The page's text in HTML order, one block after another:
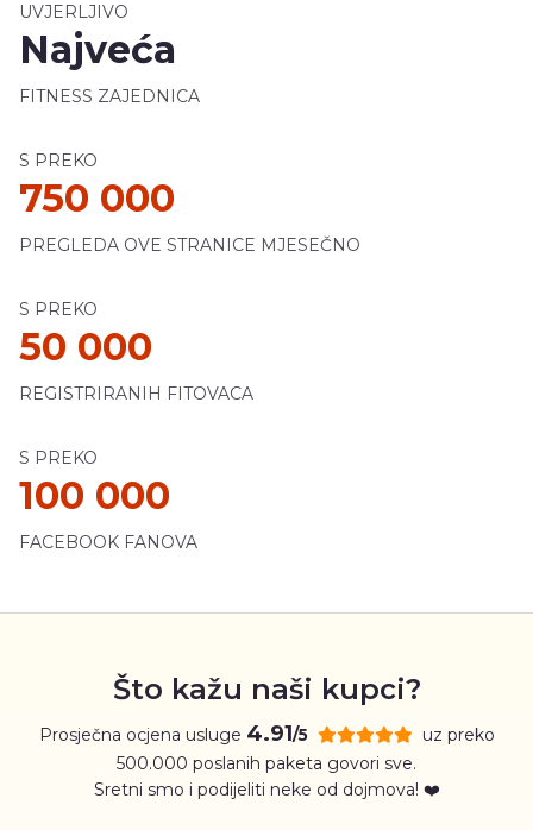
UVJERLJIVO
Najveća
FITNESS ZAJEDNICA
S PREKO
750 000
PREGLEDA OVE STRANICE MJESEČNO
S PREKO
50 000
REGISTRIRANIH FITOVACA
S PREKO
100 000
FACEBOOK FANOVA
Što kažu naši kupci?
Prosječna ocjena usluge 4.91/5
uz preko
500.000 poslanih paketa govori sve.
Sretni smo i podijeliti neke od dojmova! ❤️